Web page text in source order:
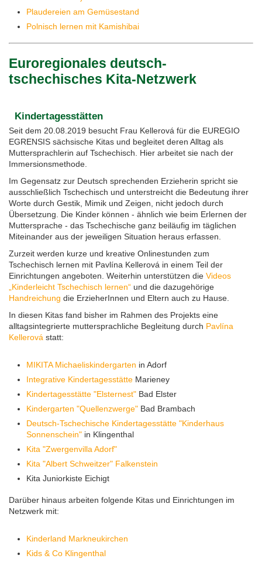
Plaudereien am Gemüsestand
Polnisch lernen mit Kamishibai
Euroregionales deutsch-
tschechisches Kita-Netzwerk
Kindertagesstätten
Seit dem 20.08.2019 besucht Frau Kellerová für die EUREGIO
EGRENSIS sächsische Kitas und begleitet deren Alltag als
Muttersprachlerin auf Tschechisch. Hier arbeitet sie nach der
Immersionsmethode.
Im Gegensatz zur Deutsch sprechenden Erzieherin spricht sie
ausschließlich Tschechisch und unterstreicht die Bedeutung ihrer
Worte durch Gestik, Mimik und Zeigen, nicht jedoch durch
Übersetzung. Die Kinder können - ähnlich wie beim Erlernen der
Muttersprache - das Tschechische ganz beiläufig im täglichen
Miteinander aus der jeweiligen Situation heraus erfassen.
Zurzeit werden kurze und kreative Onlinestunden zum
Tschechisch lernen mit Pavlína Kellerová in einem Teil der
Einrichtungen angeboten. Weiterhin unterstützen die Videos
„Kinderleicht Tschechisch lernen“ und die dazugehörige
Handreichung die ErzieherInnen und Eltern auch zu Hause.
In diesen Kitas fand bisher im Rahmen des Projekts eine
alltagsintegrierte muttersprachliche Begleitung durch Pavlína
Kellerová statt:
MIKITA Michaeliskindergarten in Adorf
Integrative Kindertagesstätte Marieney
Kindertagesstätte "Elsternest" Bad Elster
Kindergarten "Quellenzwerge" Bad Brambach
Deutsch-Tschechische Kindertagesstätte "Kinderhaus
Sonnenschein" in Klingenthal
Kita "Zwergenvilla Adorf"
Kita "Albert Schweitzer" Falkenstein
Kita Juniorkiste Eichigt
Darüber hinaus arbeiten folgende Kitas und Einrichtungen im
Netzwerk mit:
Kinderland Markneukirchen
Kids & Co Klingenthal